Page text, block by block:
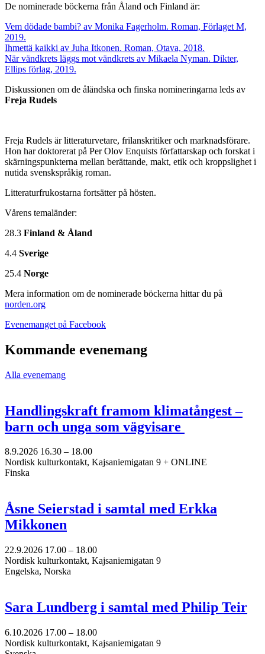
De nominerade böckerna från Åland och Finland är:
Vem dödade bambi? av Monika Fagerholm. Roman, Förlaget M,
2019.
Ihmettä kaikki av Juha Itkonen. Roman, Otava, 2018.
När vändkrets läggs mot vändkrets av Mikaela Nyman. Dikter,
Ellips förlag, 2019.
Diskussionen om de åländska och finska nomineringarna leds av
Freja Rudels
Freja Rudels är litteraturvetare, frilanskritiker och marknadsförare.
Hon har doktorerat på Per Olov Enquists författarskap och forskat i
skärningspunkterna mellan berättande, makt, etik och kroppslighet i
nutida svenskspråkig roman.
Litteraturfrukostarna fortsätter på hösten.
Vårens temaländer:
28.3 Finland & Åland
4.4 Sverige
25.4 Norge
Mera information om de nominerade böckerna hittar du på
norden.org
Evenemanget på FacebookÖppnas
ny
Kommande evenemang
Alla evenemang
Handlingskraft framom klimatångest –
barn och unga som vägvisare
8.9.2026 16.30 – 18.00
Nordisk kulturkontakt, Kajsaniemigatan 9 + ONLINE
Finska
Åsne Seierstad i samtal med Erkka
Mikkonen
22.9.2026 17.00 – 18.00
Nordisk kulturkontakt, Kajsaniemigatan 9
Engelska, Norska
Sara Lundberg i samtal med Philip Teir
6.10.2026 17.00 – 18.00
Nordisk kulturkontakt, Kajsaniemigatan 9